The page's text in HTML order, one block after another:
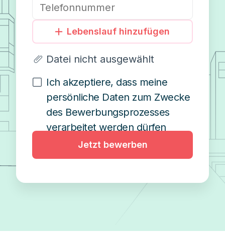
Lebenslauf hinzufügen
Datei nicht ausgewählt
Ich akzeptiere, dass meine
persönliche Daten zum Zwecke
des Bewerbungsprozesses
verarbeitet werden dürfen
Jetzt bewerben